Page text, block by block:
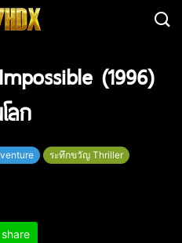
(1996)
ลก
ระทึกขวัญ Thriller
share